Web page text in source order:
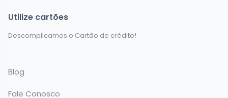
Utilize cartões
Descomplicamos o Cartão de crédito!
Blog
Fale Conosco